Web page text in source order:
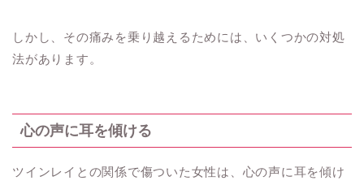
しかし、その痛みを乗り越えるためには、いくつかの対処
法があります。
心の声に耳を傾ける
ツインレイとの関係で傷ついた女性は、心の声に耳を傾け